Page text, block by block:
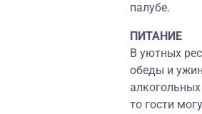
палубе.
ПИТАНИЕ
В уютных
обеды и
то гости